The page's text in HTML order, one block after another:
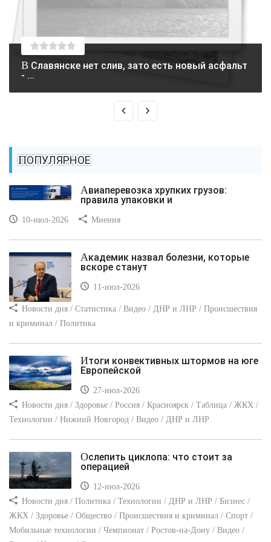
В Славянске нет слив, зато есть новый асфальт
- ...
ПОПУЛЯРНОЕ
Авиаперевозка хрупких грузов:
правила упаковки и
10-июл-2026 Мнения
Академик назвал болезни, которые
вскоре станут
11-июл-2026
Новости дня / Статистика / Видео / ДНР и ЛНР / Происшествия
и криминал / Политика
Итоги конвективных штормов на юге
Европейской
27-июл-2026
Новости дня / Здоровье / Россия / Красноярск / Таблица / ЖКХ /
Технологии / Нижний Новгород / Видео / ДНР и ЛНР
Ослепить циклопа: что стоит за
операцией
12-июл-2026
Новости дня / Политика / Технологии / ДНР и ЛНР / Бизнес /
ЖКХ / Здоровье / Общество / Происшествия и криминал / Спорт /
Мобильные технологии / Чемпионат / Ростов-на-Дону / Видео /